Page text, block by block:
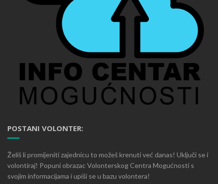
POSTANI VOLONTER:
Želiš li promijeniti zajednicu to možeš krenuti već danas! Uključi se i
volontiraj! Popuni obrazac Volonterskog Centra Mogućnosti s
svojim informacijama i upiši se u bazu volontera!